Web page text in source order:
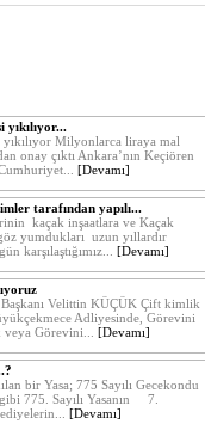
Milyonlarca liraya mal
onay çıktı Ankara’nın Keçiören
[Devamı]
tarafından yapılı...
kaçak inşaatlara ve Kaçak
yumdukları uzun yıllardır
karşılaştığımız... [Devamı]
Başkanı Velittin KÜÇÜK Çift kimlik
Adliyesinde, Görevini
Görevini... [Devamı]
bir Yasa; 775 Sayılı Gecekondu
775. Sayılı Yasanın 7.
[Devamı]